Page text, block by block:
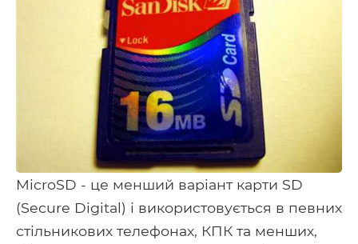
MicroSD - це менший варіант карти SD
(Secure Digital) і використовується в певних
стільникових телефонах, КПК та менших,